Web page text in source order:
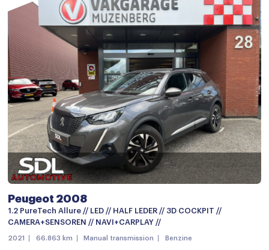
Navigatiesysteem
Radio
Radio
Achterbank in delen neerklapbaar
Airco met elektronische regeling
Armsteun
Armsteun achter
Armsteun voor
Bestuurdersstoel in hoogte verstelbaar
Binnenspiegel automatisch dimmend
Carbonafwerking interieur
Climate control
Peugeot 2008
1.2 PureTech Allure // LED // HALF LEDER // 3D COCKPIT //
CAMERA+SENSOREN // NAVI+CARPLAY //
2021 66.863 km Manual transmission Benzine